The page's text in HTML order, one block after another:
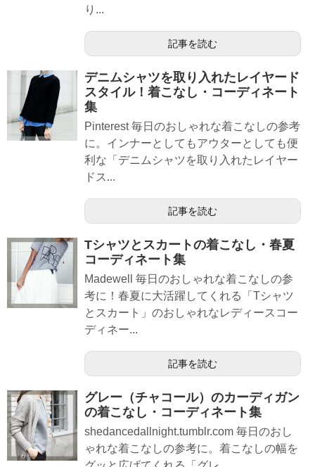
り...
記事を読む
デニムシャツを取り入れたレイヤード
スタイル！着こなし・コーディネート
集
Pinterest 毎日のおしゃれな着こなしの参考
に。インナーとしてもアウターとしても便
利な「デニムシャツを取り入れたレイヤー
ドス...
記事を読む
Tシャツとスカートの着こなし・春夏
コーディネート集
Madewell 毎日のおしゃれな着こなしの参
考に！春夏に大活躍してくれる「Tシャツ
とスカート」のおしゃれなレディースコー
ディネー...
記事を読む
グレー（チャコール）のカーディガン
の着こなし・コーディネート集
shedancedallnight.tumblr.com 毎日のおし
ゃれな着こなしの参考に。着こなしの幅を